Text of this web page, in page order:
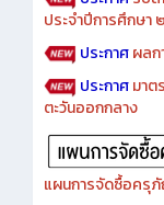
ประจำปีการศึกษา
ประกาศผลก
ประกาศมาต
ตะวันออกกลาง
แผนการจัดซื้อครุ